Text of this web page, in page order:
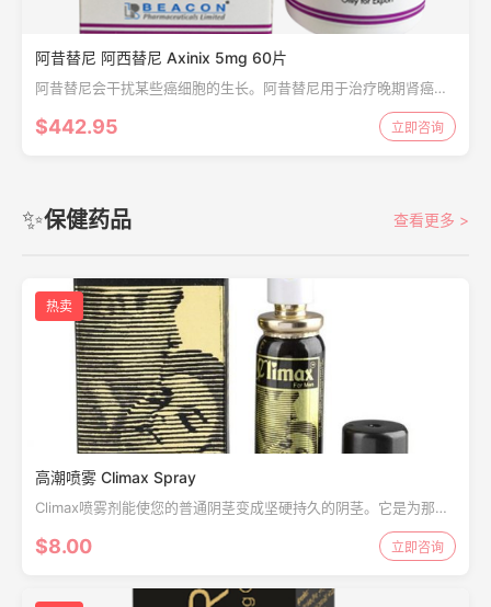
阿昔替尼 阿西替尼 Axinix 5mg 60片
阿昔替尼会干扰某些癌细胞的生长。阿昔替尼用于治疗晚期肾癌。
通常在其他治疗失败后再给予阿昔替尼。阿昔替尼也可用于本用药
指南中未列出的目的。
$442.95 立即咨询
✨保健药品 查看更多 >
热卖
高潮喷雾 Climax Spray
Climax喷雾剂能使您的普通阴茎变成坚硬持久的阴茎。它是为那些
面临困难的男人维持勃起较长的时间。它有助于延缓早泄，延长勃
起和持久的性爱与高潮喷雾的男人。它确保...
$8.00 立即咨询